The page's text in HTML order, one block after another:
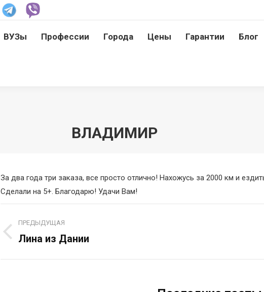
ВУЗы Профессии Города Цены Гарантии Блог
ВЛАДИМИР
За два года три заказа, все просто отлично! Нахожусь за 2000 км и
Сделали на 5+. Благодарю! Удачи Вам!
Навигация
по
записям
ПРЕДЫДУЩАЯ
Предыдущая
Лина из Дании
ВУЗы